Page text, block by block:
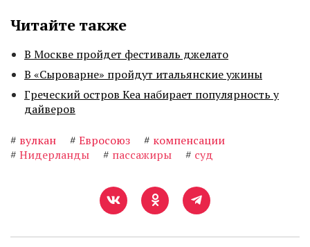
Читайте также
В Москве пройдет фестиваль джелато
В «Сыроварне» пройдут итальянские ужины
Греческий остров Кеа набирает популярность у
дайверов
# вулкан # Евросоюз # компенсации
# Нидерланды # пассажиры # суд